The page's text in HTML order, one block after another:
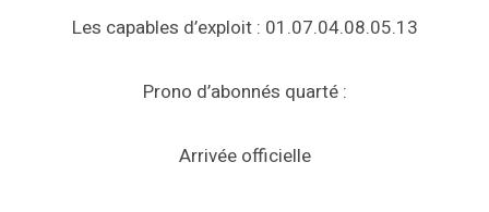
Les capables d’exploit : 01.07.04.08.05.13
Prono d’abonnés quarté :
Arrivée officielle